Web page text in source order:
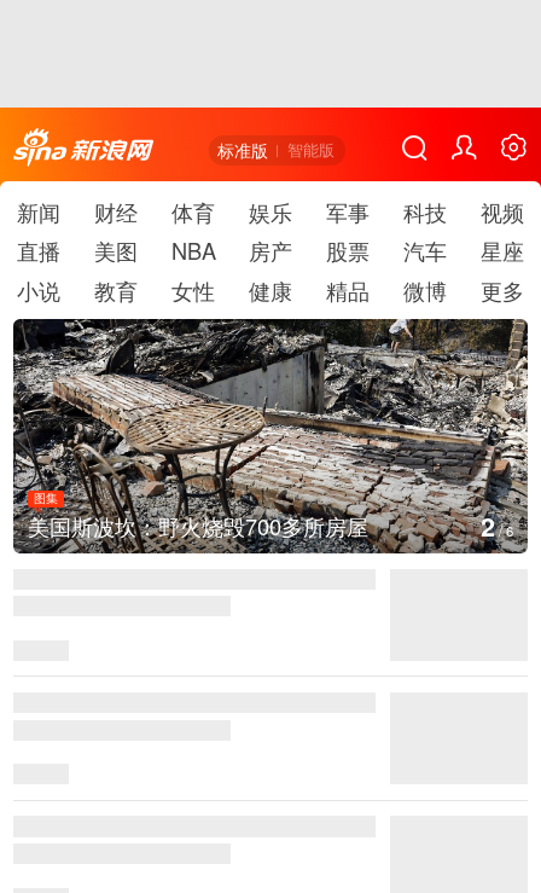
标准版 智能版
新闻 财经 体育 娱乐 军事 科技
视频
直播
美图 NBA 房产 股票 汽车
星座
小说
教育 女性 健康 精品 微博 更多
图集
美国斯波坎：野火烧毁700多所房屋 2/6